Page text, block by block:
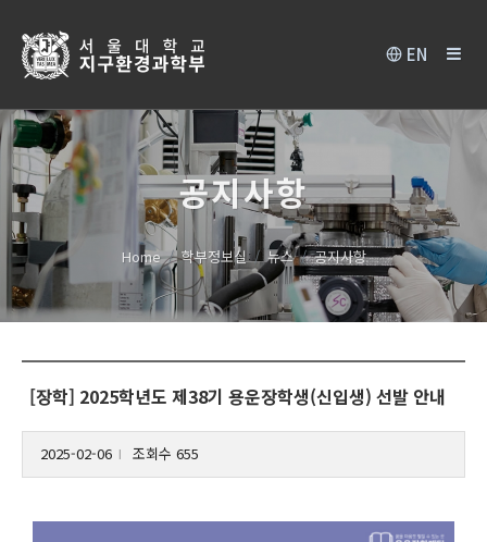
EN
공지사항
Home 학부정보실 뉴스 공지사항
[장학] 2025학년도 제38기 용운장학생(신입생) 선발 안내
2025-02-06 조회수 655